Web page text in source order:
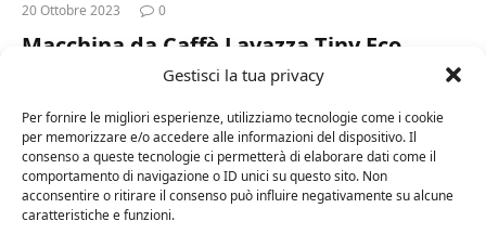
Gestisci la tua privacy
Per fornire le migliori esperienze, utilizziamo tecnologie come i cookie
per memorizzare e/o accedere alle informazioni del dispositivo. Il
consenso a queste tecnologie ci permetterà di elaborare dati come il
comportamento di navigazione o ID unici su questo sito. Non
acconsentire o ritirare il consenso può influire negativamente su alcune
caratteristiche e funzioni.
20 Ottobre 2023 0
Macchina da Caffè Lavazza Tiny Eco
Colore White con incarto e plastica riciclata
Utilizzabile con tutte le capsule A modo mio
Per casa e per l’ ufficio